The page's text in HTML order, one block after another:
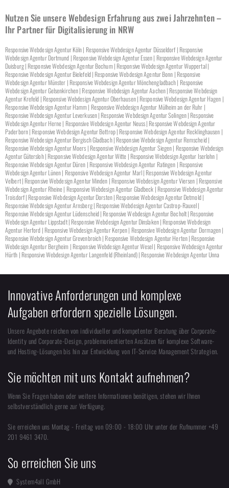
Nutzen Sie unsere Webdesign Erfahrung aus zwei Jahrzehnten –
Ihr Partner für Digitalisierung in NRW
Responsive Webdesign Agentur Köln | Responsive Webdesign Agentur Düsseldorf | Responsive
Webdesign Agentur Dortmund | Responsive Webdesign Agentur Essen | Responsive Webdesign Agentur
Duisburg | Responsive Webdesign Agentur Bochum | Responsive Webdesign Agentur Wuppertal |
Responsive Webdesign Agentur Bielefeld | Responsive Webdesign Agentur Bonn | Responsive
Webdesign Agentur Münster | Responsive Webdesign Agentur Mönchengladbach | Responsive
Webdesign Agentur Gelsenkirchen | Responsive Webdesign Agentur Aachen | Responsive Webdesign
Agentur Krefeld | Responsive Webdesign Agentur Oberhausen | Responsive Webdesign Agentur Hagen |
Responsive Webdesign Agentur Hamm | Responsive Webdesign Agentur Mülheim an der Ruhr |
Responsive Webdesign Agentur Leverkusen | Responsive Webdesign Agentur Solingen | Responsive
Webdesign Agentur Herne | Responsive Webdesign Agentur Neuss | Responsive Webdesign Agentur
Paderborn | Responsive Webdesign Agentur Bottrop | Responsive Webdesign Agentur Recklinghausen |
Responsive Webdesign Agentur Bergisch Gladbach | Responsive Webdesign Agentur Remscheid |
Responsive Webdesign Agentur Moers | Responsive Webdesign Agentur Siegen | Responsive Webdesign
Agentur Gütersloh | Responsive Webdesign Agentur Witte | Responsive Webdesign Agentur Iserlohn |
Responsive Webdesign Agentur Düren | Responsive Webdesign Agentur Ratingen | Responsive
Webdesign Agentur Lünen | Responsive Webdesign Agentur Marl | Responsive Webdesign Agentur
Velbert | Responsive Webdesign Agentur Minden | Responsive Webdesign Agentur Viersen | Responsive
Webdesign Agentur Rheine | Responsive Webdesign Agentur Gladbeck | Responsive Webdesign Agentur
Troisdorf | Responsive Webdesign Agentur Dorsten | Responsive Webdesign Agentur Detmold |
Responsive Webdesign Agentur Arnsberg | Responsive Webdesign Agentur Castrop-Rauxel |
Responsive Webdesign Agentur Lüdenscheid | Responsive Webdesign Agentur Bocholt | Responsive
Webdesign Agentur Lippstadt | Responsive Webdesign Agentur Dinslaken | Responsive Webdesign
Agentur Herford | Responsive Webdesign Agentur Kerpen | Responsive Webdesign Agentur Dormagen |
Responsive Webdesign Agentur Grevenbroich | Responsive Webdesign Agentur Herten | Responsive
Webdesign Agentur Bergheim | Responsive Webdesign Agentur Wesel | Responsive Webdesign Agentur
Hürth | Responsive Webdesign Agentur Langenfeld (Rheinland) | Responsive Webdesign Agentur Unna
Innovative Anforderungen und komplexe
Aufgaben erfordern spezielle Lösungen.
Unsere Angebote reichen von individueller und kompetenter Beratung über Corporate-
Identity und Corporate-Design, problemorientierten Ansätzen für komplexe Software-
und Hosting-Lösungen bis hin zur Entwicklung von IT-Service Management Strategien.
Sie möchten mit uns Kontakt aufnehmen?
Wenn Sie Fragen haben oder weitere Informationen benötigen, stehen wir Ihnen
selbstverständlich gerne zur Verfügung.
Sie erreichen uns Montag - Freitag von 09:00 - 18:00 Uhr unter der Rufnummer +49
201 9461 3470.
So erreichen Sie uns
System4all GmbH